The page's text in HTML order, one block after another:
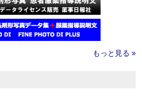
もっと見る »